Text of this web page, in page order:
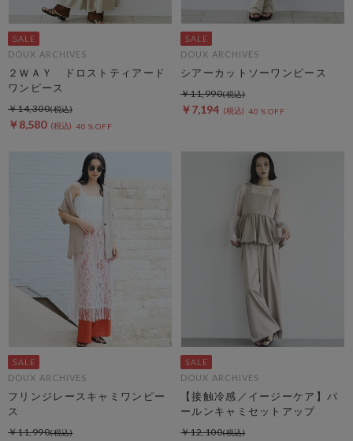
DOUX ARCHIVES
２ＷＡＹ ドロストティアード
ワンピース
￥8,580 40％OFF
￥14,300
DOUX ARCHIVES
シアーカットソーワンピース
￥7,194 40％OFF
￥11,990
DOUX ARCHIVES
フリンジレースキャミワンピー
ス
￥11,990
DOUX ARCHIVES
【接触冷感／イージーケア】バ
ールンキャミセットアップ
￥12,100